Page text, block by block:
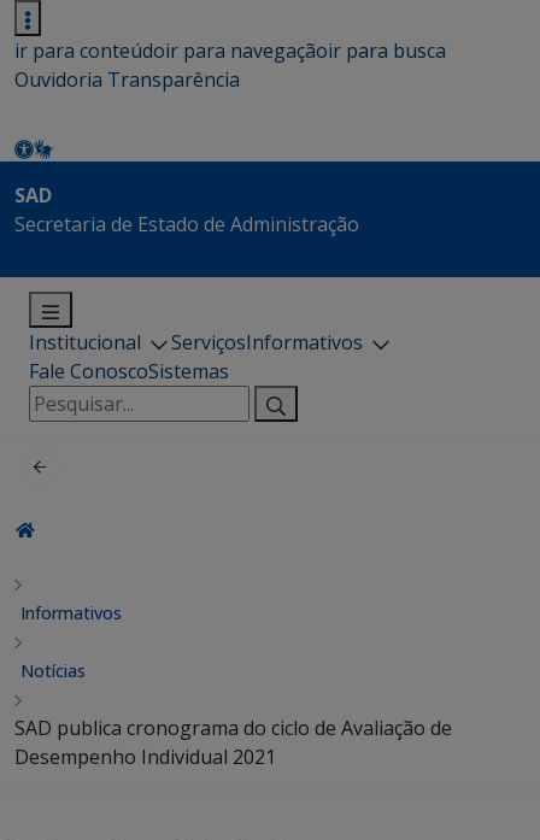
ir para conteúdoir para navegaçãoir para busca
Ouvidoria Transparência
SAD
Secretaria de Estado de Administração
Institucional ServiçosInformativos
Fale ConoscoSistemas
Pesquisar
por:
Informativos
Notícias
SAD publica cronograma do ciclo de Avaliação de
Desempenho Individual 2021